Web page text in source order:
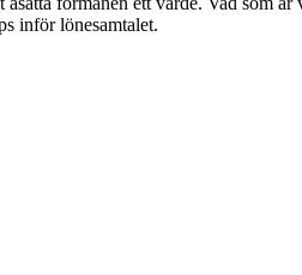
inför lönesamtalet.